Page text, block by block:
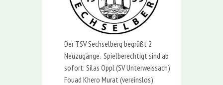
Der TSV Sechselberg begrüßt 2
Neuzugänge. Spielberechtigt sind ab
sofort: Silas Oppl (SV Unterweissach)
Fouad Khero Murat (vereinslos)